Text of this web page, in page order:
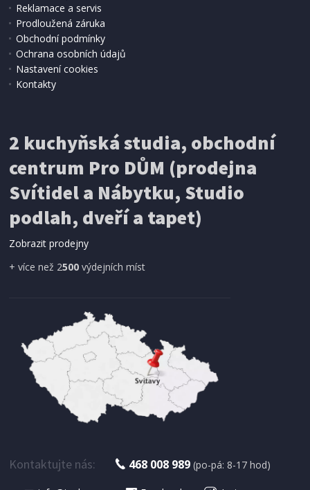
199 Kč Přidat do košíku
SÍŤ PROTI HMYZU
ProGarden KO-CY5910600 Síť proti hmyzu do
dveří magnetická 210 x 100 cm
179 Kč
Reklamace a servis
Prodloužená záruka
Obchodní podmínky
Ochrana osobních údajů
Nastavení cookies
Kontakty
2 kuchyňská studia, obchodní
centrum Pro DŮM (prodejna
Svítidel a Nábytku, Studio
podlah, dveří a tapet)
Zobrazit prodejny
+ více než 2500 výdejních míst
Kontaktujte nás: 468 008 989 (po-pá: 8-17 hod)